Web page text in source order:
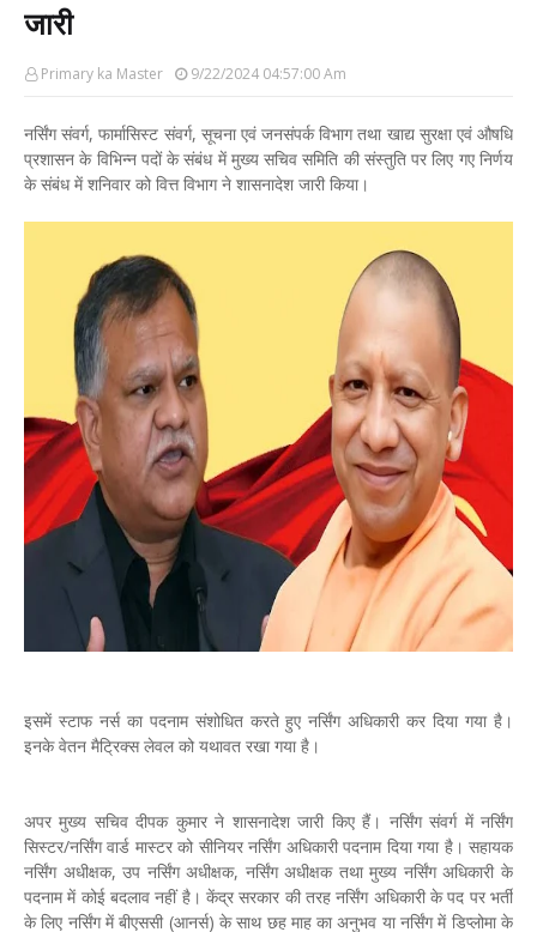
जारी
Primary ka Master 9/22/2024 04:57:00 Am
नर्सिंग संवर्ग, फार्मासिस्ट संवर्ग, सूचना एवं जनसंपर्क विभाग तथा खाद्य सुरक्षा एवं औषधि
प्रशासन के विभिन्न पदों के संबंध में मुख्य सचिव समिति की संस्तुति पर लिए गए निर्णय
के संबंध में शनिवार को वित्त विभाग ने शासनादेश जारी किया।
इसमें स्टाफ नर्स का पदनाम संशोधित करते हुए नर्सिंग अधिकारी कर दिया गया है।
इनके वेतन मैट्रिक्स लेवल को यथावत रखा गया है।
अपर मुख्य सचिव दीपक कुमार ने शासनादेश जारी किए हैं। नर्सिंग संवर्ग में नर्सिंग
सिस्टर/नर्सिंग वार्ड मास्टर को सीनियर नर्सिंग अधिकारी पदनाम दिया गया है। सहायक
नर्सिंग अधीक्षक, उप नर्सिंग अधीक्षक, नर्सिंग अधीक्षक तथा मुख्य नर्सिंग अधिकारी के
पदनाम में कोई बदलाव नहीं है। केंद्र सरकार की तरह नर्सिंग अधिकारी के पद पर भर्ती
के लिए नर्सिंग में बीएससी (आनर्स) के साथ छह माह का अनुभव या नर्सिंग में डिप्लोमा के